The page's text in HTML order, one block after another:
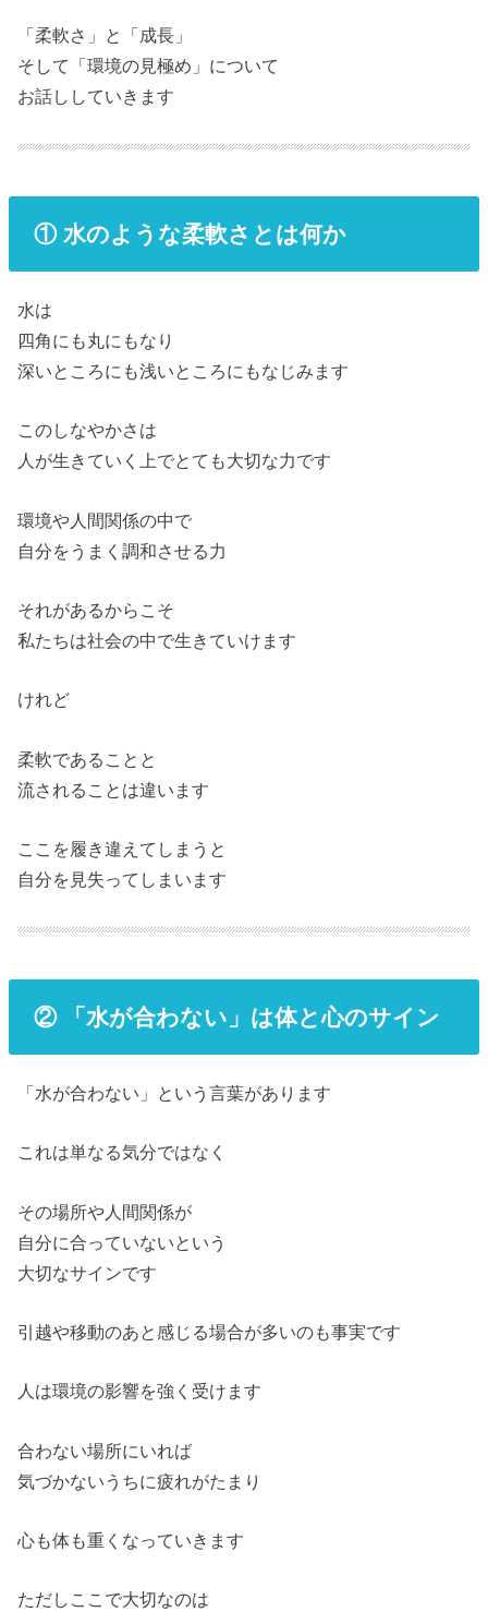
「柔軟さ」と「成長」
そして「環境の見極め」について
お話ししていきます
① 水のような柔軟さとは何か
水は
四角にも丸にもなり
深いところにも浅いところにもなじみます
このしなやかさは
人が生きていく上でとても大切な力です
環境や人間関係の中で
自分をうまく調和させる力
それがあるからこそ
私たちは社会の中で生きていけます
けれど
柔軟であることと
流されることは違います
ここを履き違えてしまうと
自分を見失ってしまいます
② 「水が合わない」は体と心のサイン
「水が合わない」という言葉があります
これは単なる気分ではなく
その場所や人間関係が
自分に合っていないという
大切なサインです
引越や移動のあと感じる場合が多いのも事実です
人は環境の影響を強く受けます
合わない場所にいれば
気づかないうちに疲れがたまり
心も体も重くなっていきます
ただしここで大切なのは